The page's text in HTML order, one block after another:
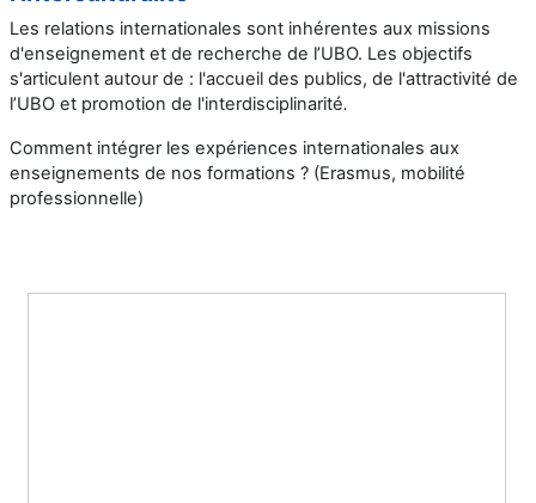
Les relations internationales sont inhérentes aux missions
d'enseignement et de recherche de l’UBO. Les objectifs
s'articulent autour de : l'accueil des publics, de l'attractivité de
l’UBO et promotion de l'interdisciplinarité.
Comment intégrer les expériences internationales aux
enseignements de nos formations ? (Erasmus, mobilité
professionnelle)